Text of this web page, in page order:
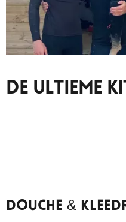
De Ultieme
Douche &